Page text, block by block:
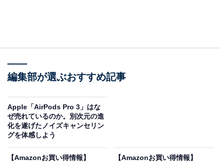
登場
編集部が選ぶおすすめ記事
Apple「AirPods Pro 3」はな
ぜ売れているのか。別次元の進
化を遂げたノイズキャンセリン
グを体感しよう
【Amazonお買い得情報】
【Amazonお買い得情報】